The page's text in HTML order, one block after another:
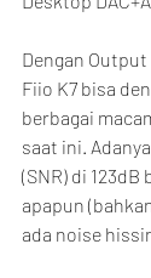
Dengan
Fiio K7 bisa
berbagai
saat ini.
(SNR) di
apapun
ada noise